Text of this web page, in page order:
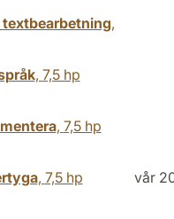
,
, 7,5 hp
, 7,5 hp
, 7,5 hp
vår